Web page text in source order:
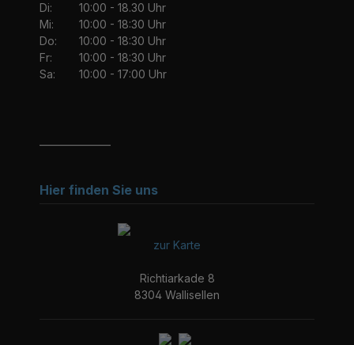
Di:
10:00 - 18.30 Uhr
Mi:
10:00 - 18:30 Uhr
Do:
10:00 - 18:30 Uhr
Fr:
10:00 - 18:30 Uhr
Sa:
10:00 - 17:00 Uhr
Hier finden Sie uns
zur Karte
Richtiarkade 8
8304 Wallisellen